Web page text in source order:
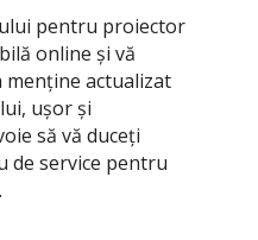
pentru proiector
online și vă
actualizat
ușor și
să vă duceți
de service pentru